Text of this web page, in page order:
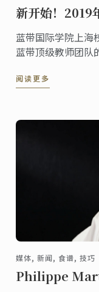
新开始！2019
蓝带国际学院上海
蓝带顶级教师团队
阅读更多
媒体, 新闻, 食谱, 技巧
Philippe